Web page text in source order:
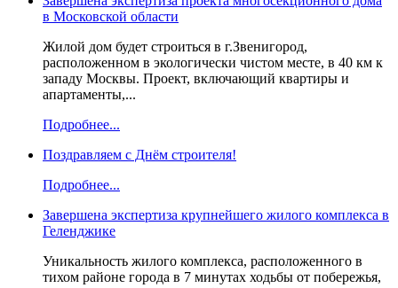
в Московской области
Жилой дом будет строиться в г.Звенигород,
расположенном в экологически чистом месте, в 40 км к
западу Москвы. Проект, включающий квартиры и
апартаменты,...
Подробнее...
Поздравляем с Днём строителя!
Подробнее...
Завершена экспертиза крупнейшего жилого комплекса в
Геленджике
Уникальность жилого комплекса, расположенного в
тихом районе города в 7 минутах ходьбы от побережья,